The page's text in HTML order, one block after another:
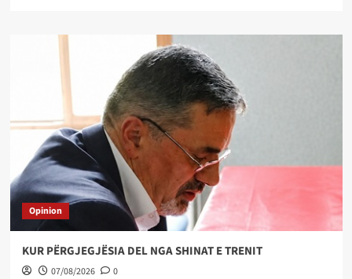
Opinion
KUR PËRGJEGJËSIA DEL NGA SHINAT E TRENIT
07/08/2026 0